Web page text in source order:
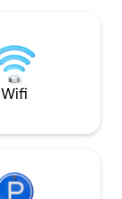
Sammy's, Alliant
Paramount
Tuma Soccer
Mis de
Wifi